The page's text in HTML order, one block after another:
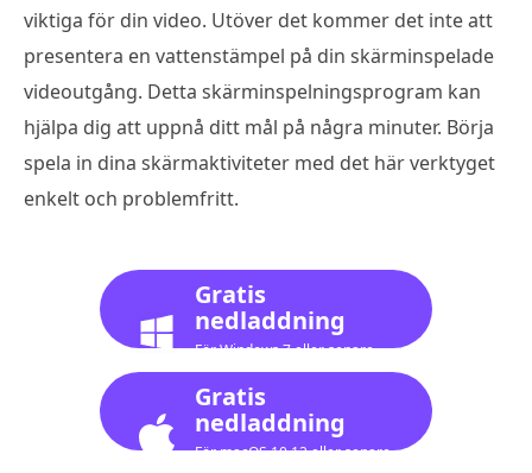
viktiga för din video. Utöver det kommer det inte att
presentera en vattenstämpel på din skärminspelade
videoutgång. Detta skärminspelningsprogram kan
hjälpa dig att uppnå ditt mål på några minuter. Börja
spela in dina skärmaktiviteter med det här verktyget
enkelt och problemfritt.
Gratis
nedladdning
För Windows 7 eller senare
Gratis
nedladdning
För macOS 10.12 eller senare